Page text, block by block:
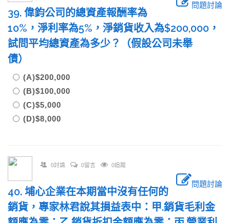
問題討論
39. 偉鈞公司的總資產報酬率為
10%，淨利率為5%，淨銷貨收入為$200,000，
試問平均總資產為多少？（假設公司未舉
債）
(A)$200,000
(B)$100,000
(C)$5,000
(D)$8,000
0討論 0留言 0追蹤
問題討論
40. 埔心企業在本期當中沒有任何的
銷貨，專家林君說其損益表中：甲.銷貨毛利金